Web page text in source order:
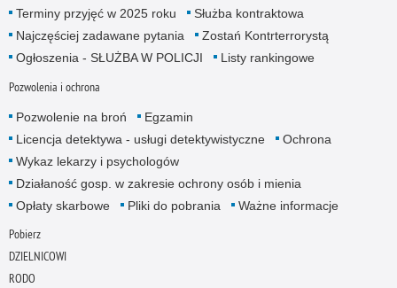
Terminy przyjęć w 2025 roku
Służba kontraktowa
Najczęściej zadawane pytania
Zostań Kontrterrorystą
Ogłoszenia - SŁUŻBA W POLICJI
Listy rankingowe
Pozwolenia i ochrona
Pozwolenie na broń
Egzamin
Licencja detektywa - usługi detektywistyczne
Ochrona
Wykaz lekarzy i psychologów
Działaność gosp. w zakresie ochrony osób i mienia
Opłaty skarbowe
Pliki do pobrania Ważne informacje
Pobierz
DZIELNICOWI
RODO